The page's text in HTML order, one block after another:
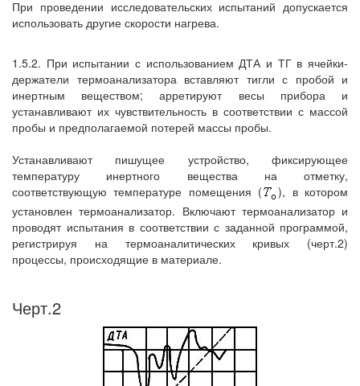
При проведении исследовательских испытаний допускается
использовать другие скорости нагрева.
1.5.2. При испытании с использованием ДТА и ТГ в ячейки-
держатели термоанализатора вставляют тигли с пробой и
инертным веществом; арретируют весы прибора и
устанавливают их чувствительность в соответствии с массой
пробы и предполагаемой потерей массы пробы.
Устанавливают пишущее устройство, фиксирующее
температуру инертного вещества на отметку,
соответствующую температуре помещения (
), в котором
установлен термоанализатор. Включают термоанализатор и
проводят испытания в соответствии с заданной программой,
регистрируя на термоаналитических кривых (черт.2)
процессы, происходящие в материале.
Черт.2